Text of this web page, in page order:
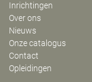
Inrichtingen
Over ons
Nieuws
Onze catalogus
Contact
Opleidingen